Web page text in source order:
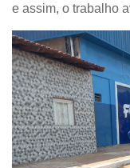
e assim, o trabalho